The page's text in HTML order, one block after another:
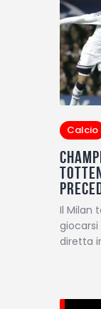
Calcio
Il Milan
diretta